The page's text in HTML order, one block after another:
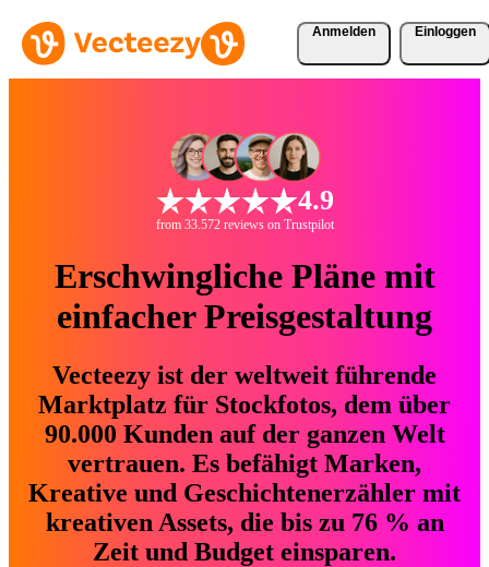
Anmelden Einloggen
4.9
from 33.572 reviews on Trustpilot
Erschwingliche Pläne mit
einfacher Preisgestaltung
Vecteezy ist der weltweit führende
Marktplatz für Stockfotos, dem über
90.000 Kunden auf der ganzen Welt
vertrauen. Es befähigt Marken,
Kreative und Geschichtenerzähler mit
kreativen Assets, die bis zu 76 % an
Zeit und Budget einsparen.